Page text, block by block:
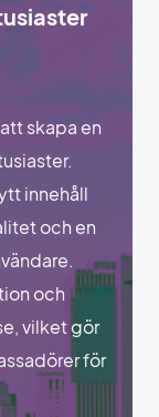
skapa en
innehåll
och en
och
vilket gör
för